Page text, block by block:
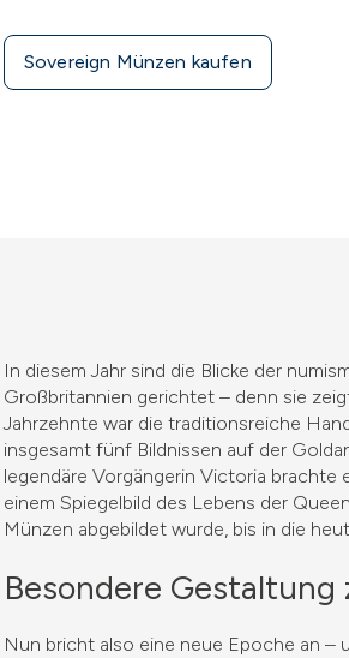
Sovereign Münzen kaufen
In diesem Jahr sind die Blicke der
Großbritannien gerichtet – denn sie
Jahrzehnte war die traditionsreiche
insgesamt fünf Bildnissen auf der
legendäre Vorgängerin Victoria brachte
einem Spiegelbild des Lebens der
Münzen abgebildet wurde, bis in die
Besondere
Nun bricht also eine neue Epoche an